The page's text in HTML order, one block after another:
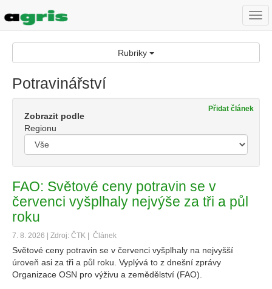
Rubriky
Potravinářství
Přidat článek
Zobrazit podle
Regionu
FAO: Světové ceny potravin se v
červenci vyšplhaly nejvýše za tři a půl
roku
7. 8. 2026 | Zdroj: ČTK | Článek
Světové ceny potravin se v červenci vyšplhaly na nejvyšší
úroveň asi za tři a půl roku. Vyplývá to z dnešní zprávy
Organizace OSN pro výživu a zemědělství (FAO).